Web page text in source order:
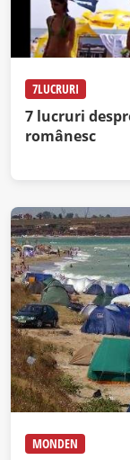
7LUCRURI
7 lucruri
românesc
MONDEN